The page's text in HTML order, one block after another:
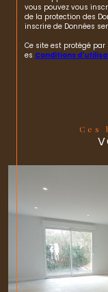
vous pouvez vous
de la protection des
inscrire de Données
Ce site est protégé par
es Conditions